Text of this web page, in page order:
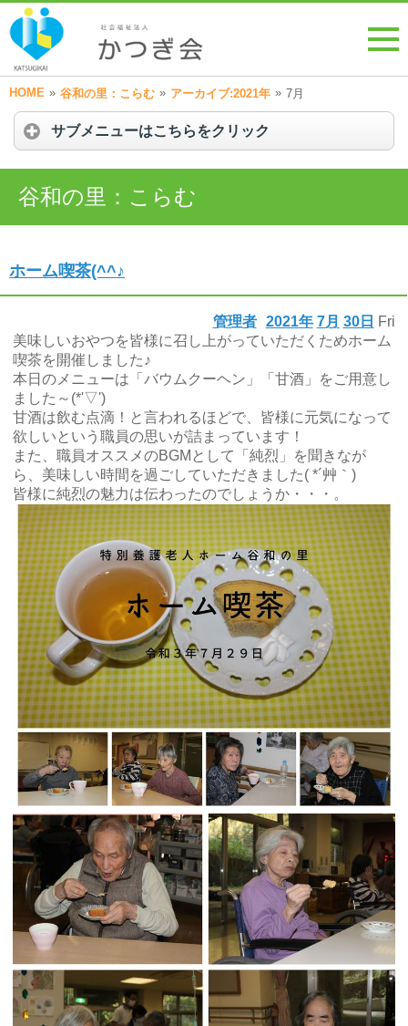
HOME » 谷和の里：こらむ » アーカイブ:2021年 » 7月
サブメニューはこちらをクリック
谷和の里：こらむ
ホーム喫茶(^^♪
2021年 7月 30日 Fri
管理者
美味しいおやつを皆様に召し上がっていただくためホーム
喫茶を開催しました♪
本日のメニューは「バウムクーヘン」「甘酒」をご用意し
ました～(*'▽')
甘酒は飲む点滴！と言われるほどで、皆様に元気になって
欲しいという職員の思いが詰まっています！
また、職員オススメのBGMとして「純烈」を聞きなが
ら、美味しい時間を過ごしていただきました( *´艸｀)
皆様に純烈の魅力は伝わったのでしょうか・・・。